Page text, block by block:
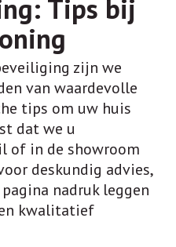
EN SLUITWERK
Tips bij
zijn we
van waardevolle
tips om uw huis
dat we u
of in de showroom
deskundig advies,
nadruk leggen
kwalitatief